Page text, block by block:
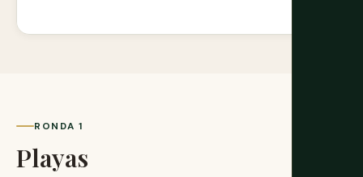
RONDA 1
Playas